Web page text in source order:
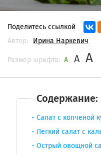
Поделитесь ссылкой
Автор:
Ирина Наркевич
Размер шрифта: A A A
Содержание:
Салат с копченой
Легкий салат с
Острый овощной